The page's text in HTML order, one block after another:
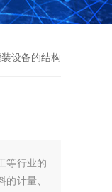
设备的结构
等行业的
计量、